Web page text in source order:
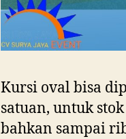
Kursi oval bisa
satuan, untuk
bahkan sampai